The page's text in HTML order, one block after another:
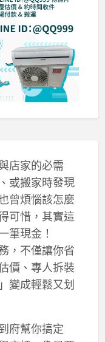
店家的必需
或搬家時發現
曾煩惱該怎麼
可惜，其實這
筆現金！
，不僅讓你省
價、專人拆裝
變成輕鬆又划
府幫你搞定